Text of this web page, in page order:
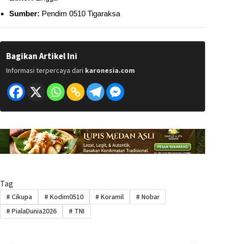
Sumber: Pendim 0510 Tigaraksa
Bagikan Artikel Ini
Informasi terpercaya dari karonesia.com
Tag
# Cikupa # Kodim0510 # Koramil # Nobar
# PialaDunia2026 # TNI